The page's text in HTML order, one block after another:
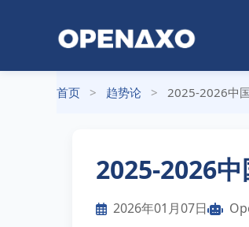
首页 > 趋势论 > 2025-2026中
2025-2026
2026年01月07日